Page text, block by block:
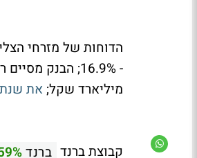
מיליארד שקל; את שנת 2024 מסיים הבנק עם רווחי שיא של קרוב ל-5.5 מיליארד שקל.
קבוצת ברנד ברנד